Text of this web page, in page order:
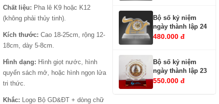
Chất liệu: Pha lê K9 hoặc K12
(không phải thủy tinh).
Kích thước: Cao 18-25cm, rộng 12-
18cm, dày 5-8cm.
Hình dạng: Hình giọt nước, hình
quyển sách mở, hoặc hình ngọn lửa
tri thức.
Khắc: Logo Bộ GD&ĐT + dòng chữ
Bộ số kỷ niệm
ngày thành lập 24
480.000 đ
Bộ số kỷ niệm
ngày thành lập 23
550.000 đ